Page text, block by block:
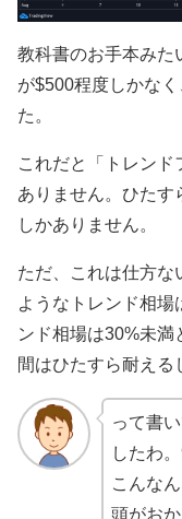
教科書のお手本みた
が$500程度しかな
た。
これだと「トレンド
ありません。ひたす
しかありません。
ただ、これは仕方な
ようなトレンド相場
ンド相場は30%未
間はひたすら耐える
って書
したわ
こんな
頭がおか